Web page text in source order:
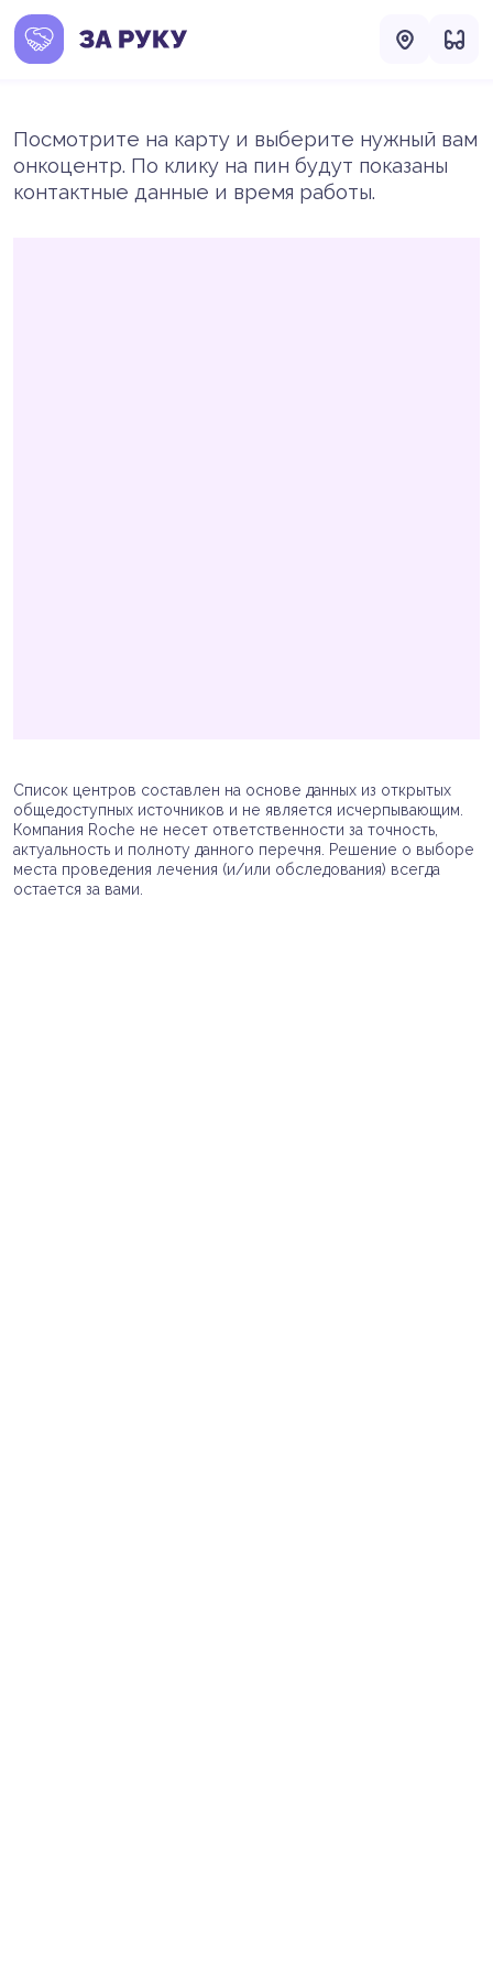
Посмотрите на карту и выберите нужный вам
онкоцентр. По клику на пин будут показаны
контактные данные и время работы.
Список центров составлен на основе данных из открытых
общедоступных источников и не является исчерпывающим.
Компания Roche не несет ответственности за точность,
актуальность и полноту данного перечня. Решение о выборе
места проведения лечения (и/или обследования) всегда
остается за вами.